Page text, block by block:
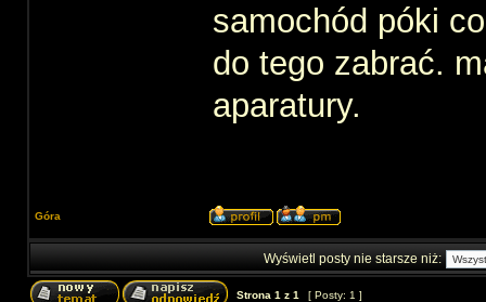
samochód póki
do tego zabrać.
aparatury.
Góra
Wyświetl posty nie starsze niż:
Strona 1 z 1 [ Posty: 1 ]